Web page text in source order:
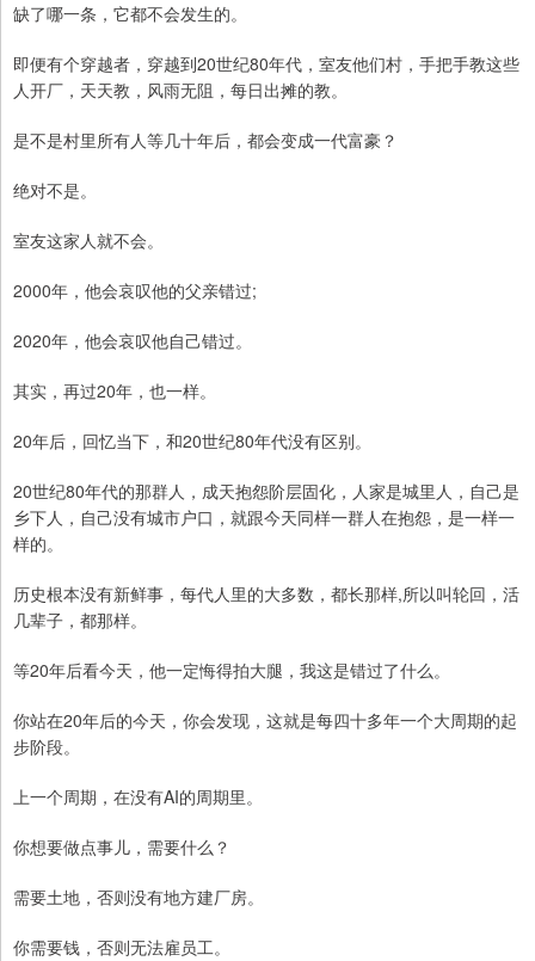
缺了哪一条，它都不会发生的。
即便有个穿越者，穿越到20世纪80年代，室友他们村，手把手教这些
人开厂，天天教，风雨无阻，每日出摊的教。
是不是村里所有人等几十年后，都会变成一代富豪？
绝对不是。
室友这家人就不会。
2000年，他会哀叹他的父亲错过;
2020年，他会哀叹他自己错过。
其实，再过20年，也一样。
20年后，回忆当下，和20世纪80年代没有区别。
20世纪80年代的那群人，成天抱怨阶层固化，人家是城里人，自己是
乡下人，自己没有城市户口，就跟今天同样一群人在抱怨，是一样一
样的。
历史根本没有新鲜事，每代人里的大多数，都长那样,所以叫轮回，活
几辈子，都那样。
等20年后看今天，他一定悔得拍大腿，我这是错过了什么。
你站在20年后的今天，你会发现，这就是每四十多年一个大周期的起
步阶段。
上一个周期，在没有AI的周期里。
你想要做点事儿，需要什么？
需要土地，否则没有地方建厂房。
你需要钱，否则无法雇员工。